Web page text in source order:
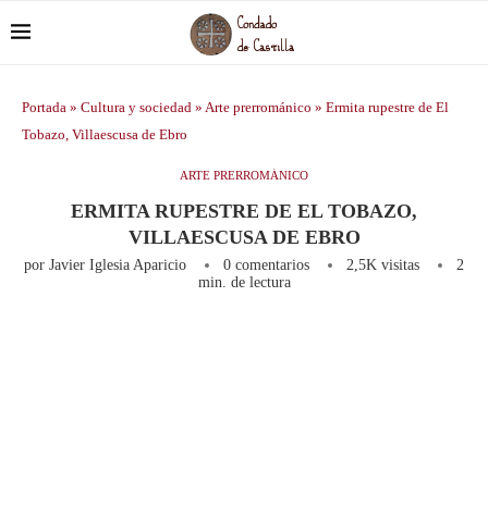
Portada » Cultura y sociedad » Arte prerrománico » Ermita rupestre de El
Tobazo, Villaescusa de Ebro
ARTE PRERROMÁNICO
ERMITA RUPESTRE DE EL TOBAZO,
VILLAESCUSA DE EBRO
por Javier Iglesia Aparicio 0 comentarios 2,5K visitas
2
min. de lectura